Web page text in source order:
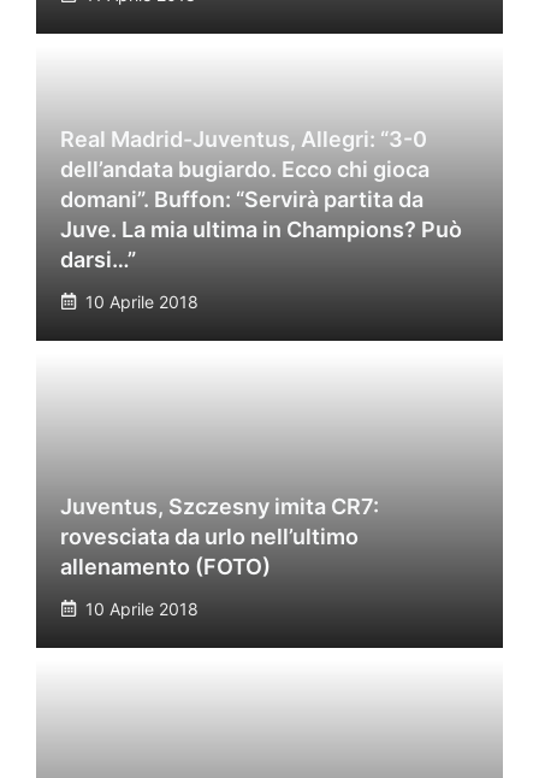
Real Madrid-Juventus, Allegri: “3-0
dell’andata bugiardo. Ecco chi gioca
domani”. Buffon: “Servirà partita da
Juve. La mia ultima in Champions? Può
darsi…”
10 Aprile 2018
Juventus, Szczesny imita CR7:
rovesciata da urlo nell’ultimo
allenamento (FOTO)
10 Aprile 2018